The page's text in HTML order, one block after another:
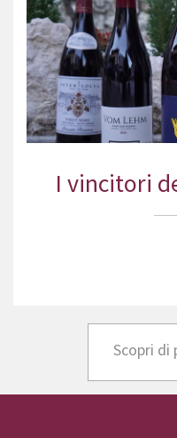
I vincitori
Scopri di